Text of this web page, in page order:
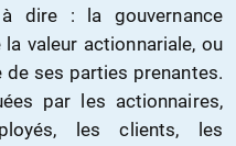
dire : la gouvernance
valeur actionnariale, ou
de ses parties prenantes.
par les actionnaires,
les clients, les